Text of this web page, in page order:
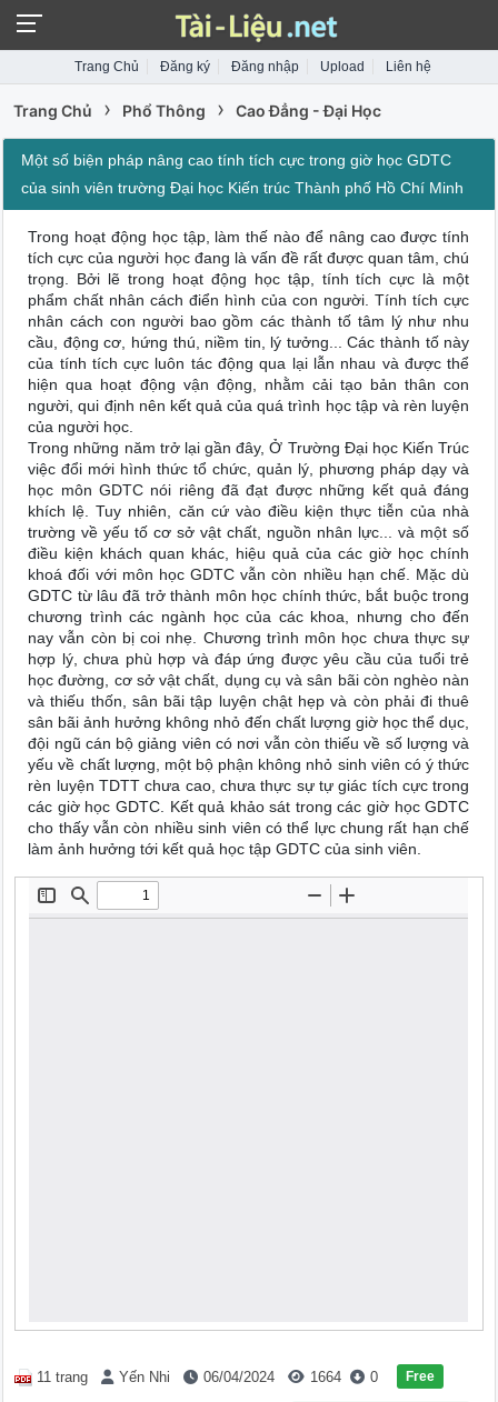
Trang Chủ Đăng ký Đăng nhập Upload Liên hệ
Trang Chủ › Phổ Thông › Cao Đẳng - Đại Học
Một số biện pháp nâng cao tính tích cực trong giờ học GDTC
của sinh viên trường Đại học Kiến trúc Thành phố Hồ Chí Minh
Trong hoạt động học tập, làm thế nào để nâng cao được tính
tích cực của người học đang là vấn đề rất được quan tâm, chú
trọng. Bởi lẽ trong hoạt động học tập, tính tích cực là một
phẩm chất nhân cách điển hình của con người. Tính tích cực
nhân cách con người bao gồm các thành tố tâm lý như nhu
cầu, động cơ, hứng thú, niềm tin, lý tưởng... Các thành tố này
của tính tích cực luôn tác động qua lại lẫn nhau và được thể
hiện qua hoạt động vận động, nhằm cải tạo bản thân con
người, qui định nên kết quả của quá trình học tập và rèn luyện
của người học.
Trong những năm trở lại gần đây, Ở Trường Đại học Kiến Trúc
việc đổi mới hình thức tổ chức, quản lý, phương pháp dạy và
học môn GDTC nói riêng đã đạt được những kết quả đáng
khích lệ. Tuy nhiên, căn cứ vào điều kiện thực tiễn của nhà
trường về yếu tố cơ sở vật chất, nguồn nhân lực... và một số
điều kiện khách quan khác, hiệu quả của các giờ học chính
khoá đối với môn học GDTC vẫn còn nhiều hạn chế. Mặc dù
GDTC từ lâu đã trở thành môn học chính thức, bắt buộc trong
chương trình các ngành học của các khoa, nhưng cho đến
nay vẫn còn bị coi nhẹ. Chương trình môn học chưa thực sự
hợp lý, chưa phù hợp và đáp ứng được yêu cầu của tuổi trẻ
học đường, cơ sở vật chất, dụng cụ và sân bãi còn nghèo nàn
và thiếu thốn, sân bãi tập luyện chật hẹp và còn phải đi thuê
sân bãi ảnh hưởng không nhỏ đến chất lượng giờ học thể dục,
đội ngũ cán bộ giảng viên có nơi vẫn còn thiếu về số lượng và
yếu về chất lượng, một bộ phận không nhỏ sinh viên có ý thức
rèn luyện TDTT chưa cao, chưa thực sự tự giác tích cực trong
các giờ học GDTC. Kết quả khảo sát trong các giờ học GDTC
cho thấy vẫn còn nhiều sinh viên có thể lực chung rất hạn chế
làm ảnh hưởng tới kết quả học tập GDTC của sinh viên.
11 trang Yến Nhi 06/04/2024 1664 0 Free